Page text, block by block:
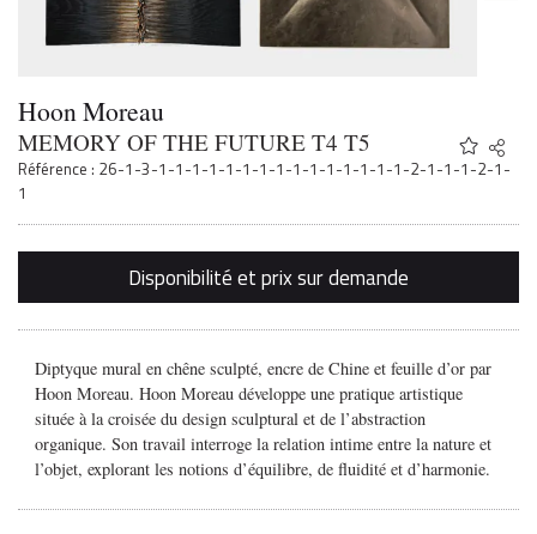
Hoon Moreau
MEMORY OF THE FUTURE T4 T5
Référence : 26-1-3-1-1-1-1-1-1-1-1-1-1-1-1-1-1-1-2-1-1-1-2-1-
1
Share
Twitter
Email
Disponibilité et prix sur demande
Diptyque mural en chêne sculpté, encre de Chine et feuille d’or par
Hoon Moreau. Hoon Moreau développe une pratique artistique
située à la croisée du design sculptural et de l’abstraction
organique. Son travail interroge la relation intime entre la nature et
l’objet, explorant les notions d’équilibre, de fluidité et d’harmonie.